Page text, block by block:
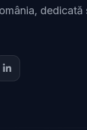
dedicată